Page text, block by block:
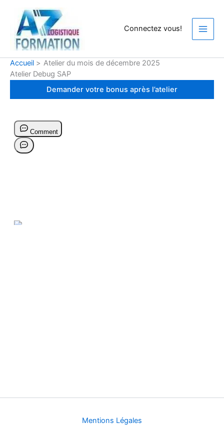
contenu
Connectez vous!
Accueil
Atelier du mois de décembre 2025
Atelier Debug SAP
Demander votre bonus après l’atelier
Mentions Légales